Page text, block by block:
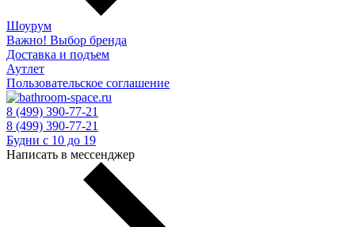
Шоурум
Важно! Выбор бренда
Доставка и подъем
Аутлет
Пользовательское соглашение
8 (499) 390-77-21
8 (499) 390-77-21
Будни с 10 до 19
Написать в мессенджер